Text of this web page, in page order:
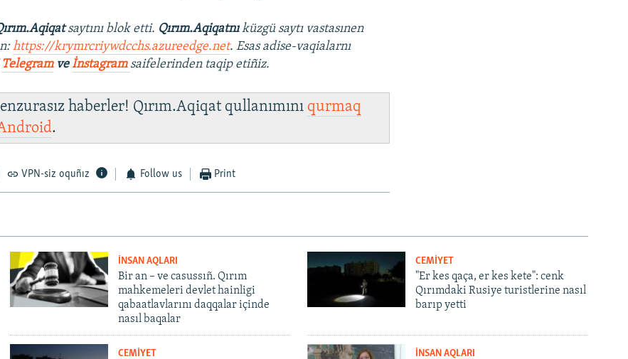
saytını blok etti. Qırım.Aqiqatnıküzgü saytı vastasınen
https://krymrcriywdcchs.azureedge.net. Esas adise-vaqialarnı
Telegramveİnstagram saifelerinden taqip etiñiz.
haberler! Qırım.Aqiqat qullanımını qurmaq
.
VPN-siz oquñız Follow us Print
İNSAN AQLARI
Bir an – ve casussıñ. Qırım
mahkemeleri devlet hainligi
qabaatlavlarını daqqalar içinde
nasıl baqalar
CEMİYET
"Er kes qaça, er kes kete": cenk
Qırımdaki Rusiye turistlerine nasıl
barıp yetti
CEMİYET İNSAN AQLARI